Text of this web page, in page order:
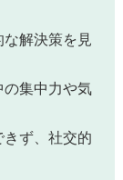
解決策を見
の集中力や気
きず、社交的